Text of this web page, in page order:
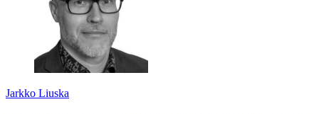
Jarkko Liuska